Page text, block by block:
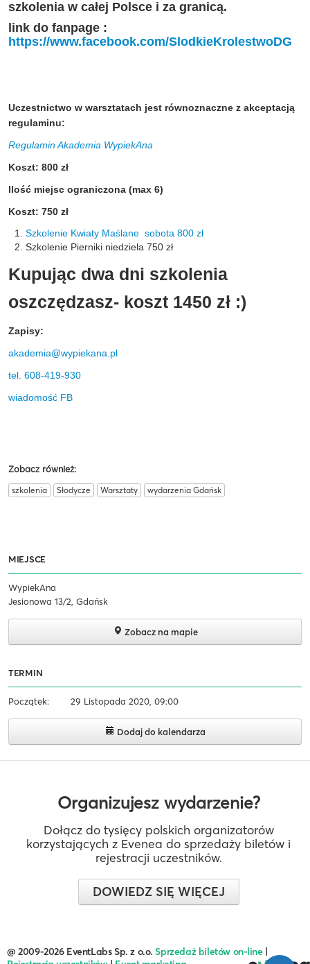
szkolenia w całej Polsce i za granicą.
link do fanpage :
https://www.facebook.com/SlodkieKrolestwoDG
Uczestnictwo w warsztatach jest równoznaczne z akceptacją
regulaminu:
Regulamin Akademia WypiekAna
Koszt: 800 zł
Ilość miejsc ograniczona (max 6)
Koszt: 750 zł
Szkolenie Kwiaty Maślane sobota 800 zł
Szkolenie Pierniki niedziela 750 zł
Kupując dwa dni szkolenia
oszczędzasz- koszt 1450 zł :)
Zapisy:
akademia@wypiekana.pl
tel. 608-419-930
wiadomość FB
Zobacz również:
szkolenia Słodycze Warsztaty wydarzenia Gdańsk
MIEJSCE
WypiekAna
Jesionowa 13/2, Gdańsk
Zobacz na mapie
TERMIN
Początek: 29 Listopada 2020, 09:00
Dodaj do kalendarza
Organizujesz wydarzenie?
Dołącz do tysięcy polskich organizatorów
korzystających z Evenea do sprzedaży biletów i
rejestracji uczestników.
DOWIEDZ SIĘ WIĘCEJ
@ 2009-2026 EventLabs Sp. z o.o.Sprzedaż biletów on-line|